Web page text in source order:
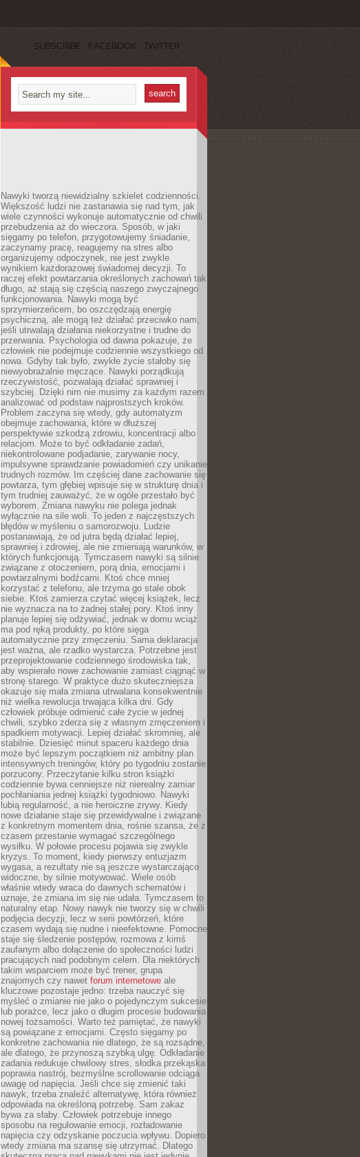
SUBSCRIBE FACEBOOK TWITTER
Nawyki tworzą niewidzialny szkielet codzienności.
Większość ludzi nie zastanawia się nad tym, jak
wiele czynności wykonuje automatycznie od chwili
przebudzenia aż do wieczora. Sposób, w jaki
sięgamy po telefon, przygotowujemy śniadanie,
zaczynamy pracę, reagujemy na stres albo
organizujemy odpoczynek, nie jest zwykle
wynikiem każdorazowej świadomej decyzji. To
raczej efekt powtarzania określonych zachowań tak
długo, aż stają się częścią naszego zwyczajnego
funkcjonowania. Nawyki mogą być
sprzymierzeńcem, bo oszczędzają energię
psychiczną, ale mogą też działać przeciwko nam,
jeśli utrwalają działania niekorzystne i trudne do
przerwania. Psychologia od dawna pokazuje, że
człowiek nie podejmuje codziennie wszystkiego od
nowa. Gdyby tak było, zwykłe życie stałoby się
niewyobrażalnie męczące. Nawyki porządkują
rzeczywistość, pozwalają działać sprawniej i
szybciej. Dzięki nim nie musimy za każdym razem
analizować od podstaw najprostszych kroków.
Problem zaczyna się wtedy, gdy automatyzm
obejmuje zachowania, które w dłuższej
perspektywie szkodzą zdrowiu, koncentracji albo
relacjom. Może to być odkładanie zadań,
niekontrolowane podjadanie, zarywanie nocy,
impulsywne sprawdzanie powiadomień czy unikanie
trudnych rozmów. Im częściej dane zachowanie się
powtarza, tym głębiej wpisuje się w strukturę dnia i
tym trudniej zauważyć, że w ogóle przestało być
wyborem. Zmiana nawyku nie polega jednak
wyłącznie na sile woli. To jeden z najczęstszych
błędów w myśleniu o samorozwoju. Ludzie
postanawiają, że od jutra będą działać lepiej,
sprawniej i zdrowiej, ale nie zmieniają warunków, w
których funkcjonują. Tymczasem nawyki są silnie
związane z otoczeniem, porą dnia, emocjami i
powtarzalnymi bodźcami. Ktoś chce mniej
korzystać z telefonu, ale trzyma go stale obok
siebie. Ktoś zamierza czytać więcej książek, lecz
nie wyznacza na to żadnej stałej pory. Ktoś inny
planuje lepiej się odżywiać, jednak w domu wciąż
ma pod ręką produkty, po które sięga
automatycznie przy zmęczeniu. Sama deklaracja
jest ważna, ale rzadko wystarcza. Potrzebne jest
przeprojektowanie codziennego środowiska tak,
aby wspierało nowe zachowanie zamiast ciągnąć w
stronę starego. W praktyce dużo skuteczniejsza
okazuje się mała zmiana utrwalana konsekwentnie
niż wielka rewolucja trwająca kilka dni. Gdy
człowiek próbuje odmienić całe życie w jednej
chwili, szybko zderza się z własnym zmęczeniem i
spadkiem motywacji. Lepiej działać skromniej, ale
stabilnie. Dziesięć minut spaceru każdego dnia
może być lepszym początkiem niż ambitny plan
intensywnych treningów, który po tygodniu zostanie
porzucony. Przeczytanie kilku stron książki
codziennie bywa cenniejsze niż nierealny zamiar
pochłaniania jednej książki tygodniowo. Nawyki
lubią regularność, a nie heroiczne zrywy. Kiedy
nowe działanie staje się przewidywalne i związane
z konkretnym momentem dnia, rośnie szansa, że z
czasem przestanie wymagać szczególnego
wysiłku. W połowie procesu pojawia się zwykle
kryzys. To moment, kiedy pierwszy entuzjazm
wygasa, a rezultaty nie są jeszcze wystarczająco
widoczne, by silnie motywować. Wiele osób
właśnie wtedy wraca do dawnych schematów i
uznaje, że zmiana im się nie udała. Tymczasem to
naturalny etap. Nowy nawyk nie tworzy się w chwili
podjęcia decyzji, lecz w serii powtórzeń, które
czasem wydają się nudne i nieefektowne. Pomocne
staje się śledzenie postępów, rozmowa z kimś
zaufanym albo dołączenie do społeczności ludzi
pracujących nad podobnym celem. Dla niektórych
takim wsparciem może być trener, grupa
znajomych czy nawet forum internetowe ale
kluczowe pozostaje jedno: trzeba nauczyć się
myśleć o zmianie nie jako o pojedynczym sukcesie
lub porażce, lecz jako o długim procesie budowania
nowej tożsamości. Warto też pamiętać, że nawyki
są powiązane z emocjami. Często sięgamy po
konkretne zachowania nie dlatego, że są rozsądne,
ale dlatego, że przynoszą szybką ulgę. Odkładanie
zadania redukuje chwilowy stres, słodka przekąska
poprawia nastrój, bezmyślne scrollowanie odciąga
uwagę od napięcia. Jeśli chce się zmienić taki
nawyk, trzeba znaleźć alternatywę, która również
odpowiada na określoną potrzebę. Sam zakaz
bywa za słaby. Człowiek potrzebuje innego
sposobu na regulowanie emocji, rozładowanie
napięcia czy odzyskanie poczucia wpływu. Dopiero
wtedy zmiana ma szansę się utrzymać. Dlatego